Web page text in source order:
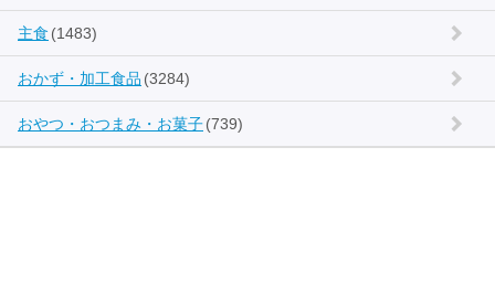
主食 (1483)
おかず・加工食品 (3284)
おやつ・おつまみ・お菓子(739)